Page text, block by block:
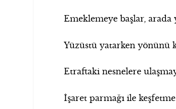
Emeklemeye başlar,
Yüzüstü yatarken yönünü
Etraftaki nesnelere
İşaret parmağı ile keşfetme